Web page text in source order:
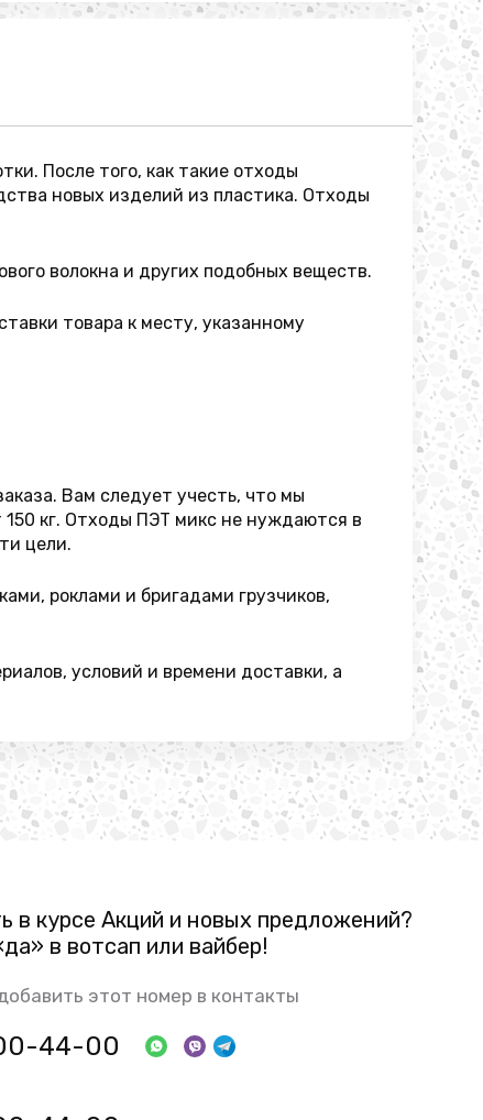
После того, как такие отходы
новых изделий из пластика. Отходы
волокна и других подобных веществ.
товара к месту, указанному
Вам следует учесть, что мы
кг. Отходы ПЭТ микс не нуждаются в
цели.
роклами и бригадами грузчиков,
условий и времени доставки, а
в курсе Акций и новых предложений?
в вотсап или вайбер!
этот номер в контакты
44-00